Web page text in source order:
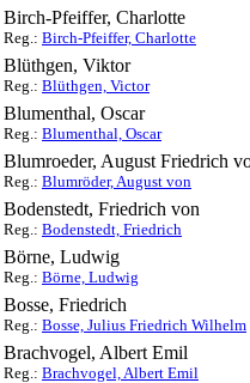
Birch-Pfeiffer, Charlotte
Reg.: Birch-Pfeiffer, Charlotte
Blüthgen, Viktor
Reg.: Blüthgen, Victor
Blumenthal, Oscar
Reg.: Blumenthal, Oscar
Blumroeder, August Friedrich
Reg.: Blumröder, August von
Bodenstedt, Friedrich von
Reg.: Bodenstedt, Friedrich
Börne, Ludwig
Reg.: Börne, Ludwig
Bosse, Friedrich
Reg.: Bosse, Julius Friedrich Wilhelm
Brachvogel, Albert Emil
Reg.: Brachvogel, Albert Emil